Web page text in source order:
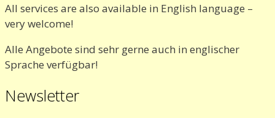
All services are also available in English language –
very welcome!
Alle Angebote sind sehr gerne auch in englischer
Sprache verfügbar!
Newsletter